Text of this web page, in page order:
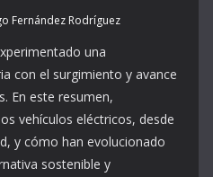
Fernández Rodríguez
una
con el surgimiento y avance
En este resumen,
vehículos eléctricos, desde
y cómo han evolucionado
sostenible y